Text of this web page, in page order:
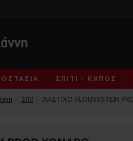
ΣΠΊΤΙ - ΚΉΠΟΣ
200 ΛΑΣΤΙΧΟ ALOUSYSTEM